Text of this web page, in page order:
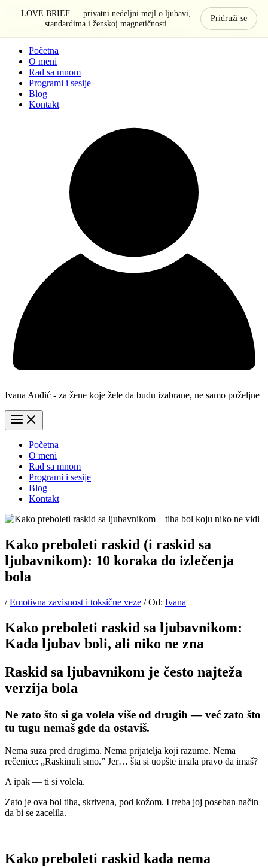
LOVE BRIEF — privatni nedeljni mejl o ljubavi,
standardima i ženskoj magnetičnosti
Pridruži se
Pređi na sadržaj
Ivana Anđić - za žene koje žele da budu izabrane, ne samo poželjne
Početna
O meni
Rad sa mnom
Programi i sesije
Blog
Kontakt
Ivana Anđić - za žene koje žele da budu izabrane, ne samo poželjne
Početna
O meni
Rad sa mnom
Programi i sesije
Blog
Kontakt
Kako preboleti raskid (i raskid sa
ljubavnikom): 10 koraka do izlečenja
bola
/Emotivna zavisnost i toksične veze / Od: Ivana
Kako preboleti raskid sa ljubavnikom:
Kada ljubav boli, ali niko ne zna
Raskid sa ljubavnikom je često najteža
verzija bola
Ne zato što si ga volela više od drugih — već zato što
tu tugu nemaš gde da ostaviš.
Nema suza pred drugima. Nema prijatelja koji razume. Nema
rečenice: „Raskinuli smo.” Jer… šta si uopšte imala pravo da imaš?
A ipak — ti si volela.
Zato je ova bol tiha, skrivena, pod kožom. I treba joj poseban način
da bi se zacelila.
Kako preboleti raskid kada nema